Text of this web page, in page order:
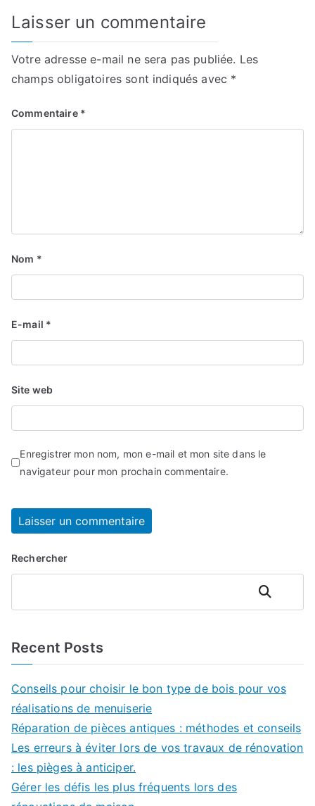
Laisser un commentaire
Votre adresse e-mail ne sera pas publiée. Les
champs obligatoires sont indiqués avec *
Commentaire *
Nom *
E-mail *
Site web
Enregistrer mon nom, mon e-mail et mon site dans le
navigateur pour mon prochain commentaire.
Rechercher
Rechercher
Recent Posts
Conseils pour choisir le bon type de bois pour vos
réalisations de menuiserie
Réparation de pièces antiques : méthodes et conseils
Les erreurs à éviter lors de vos travaux de rénovation
: les pièges à anticiper.
Gérer les défis les plus fréquents lors des